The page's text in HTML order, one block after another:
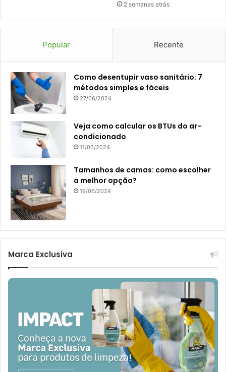
2 semanas atrás
Popular Recente
Como desentupir vaso sanitário: 7
métodos simples e fáceis
27/06/2024
Veja como calcular os BTUs do ar-
condicionado
11/06/2024
Tamanhos de camas: como escolher
a melhor opção?
19/06/2024
Marca Exclusiva